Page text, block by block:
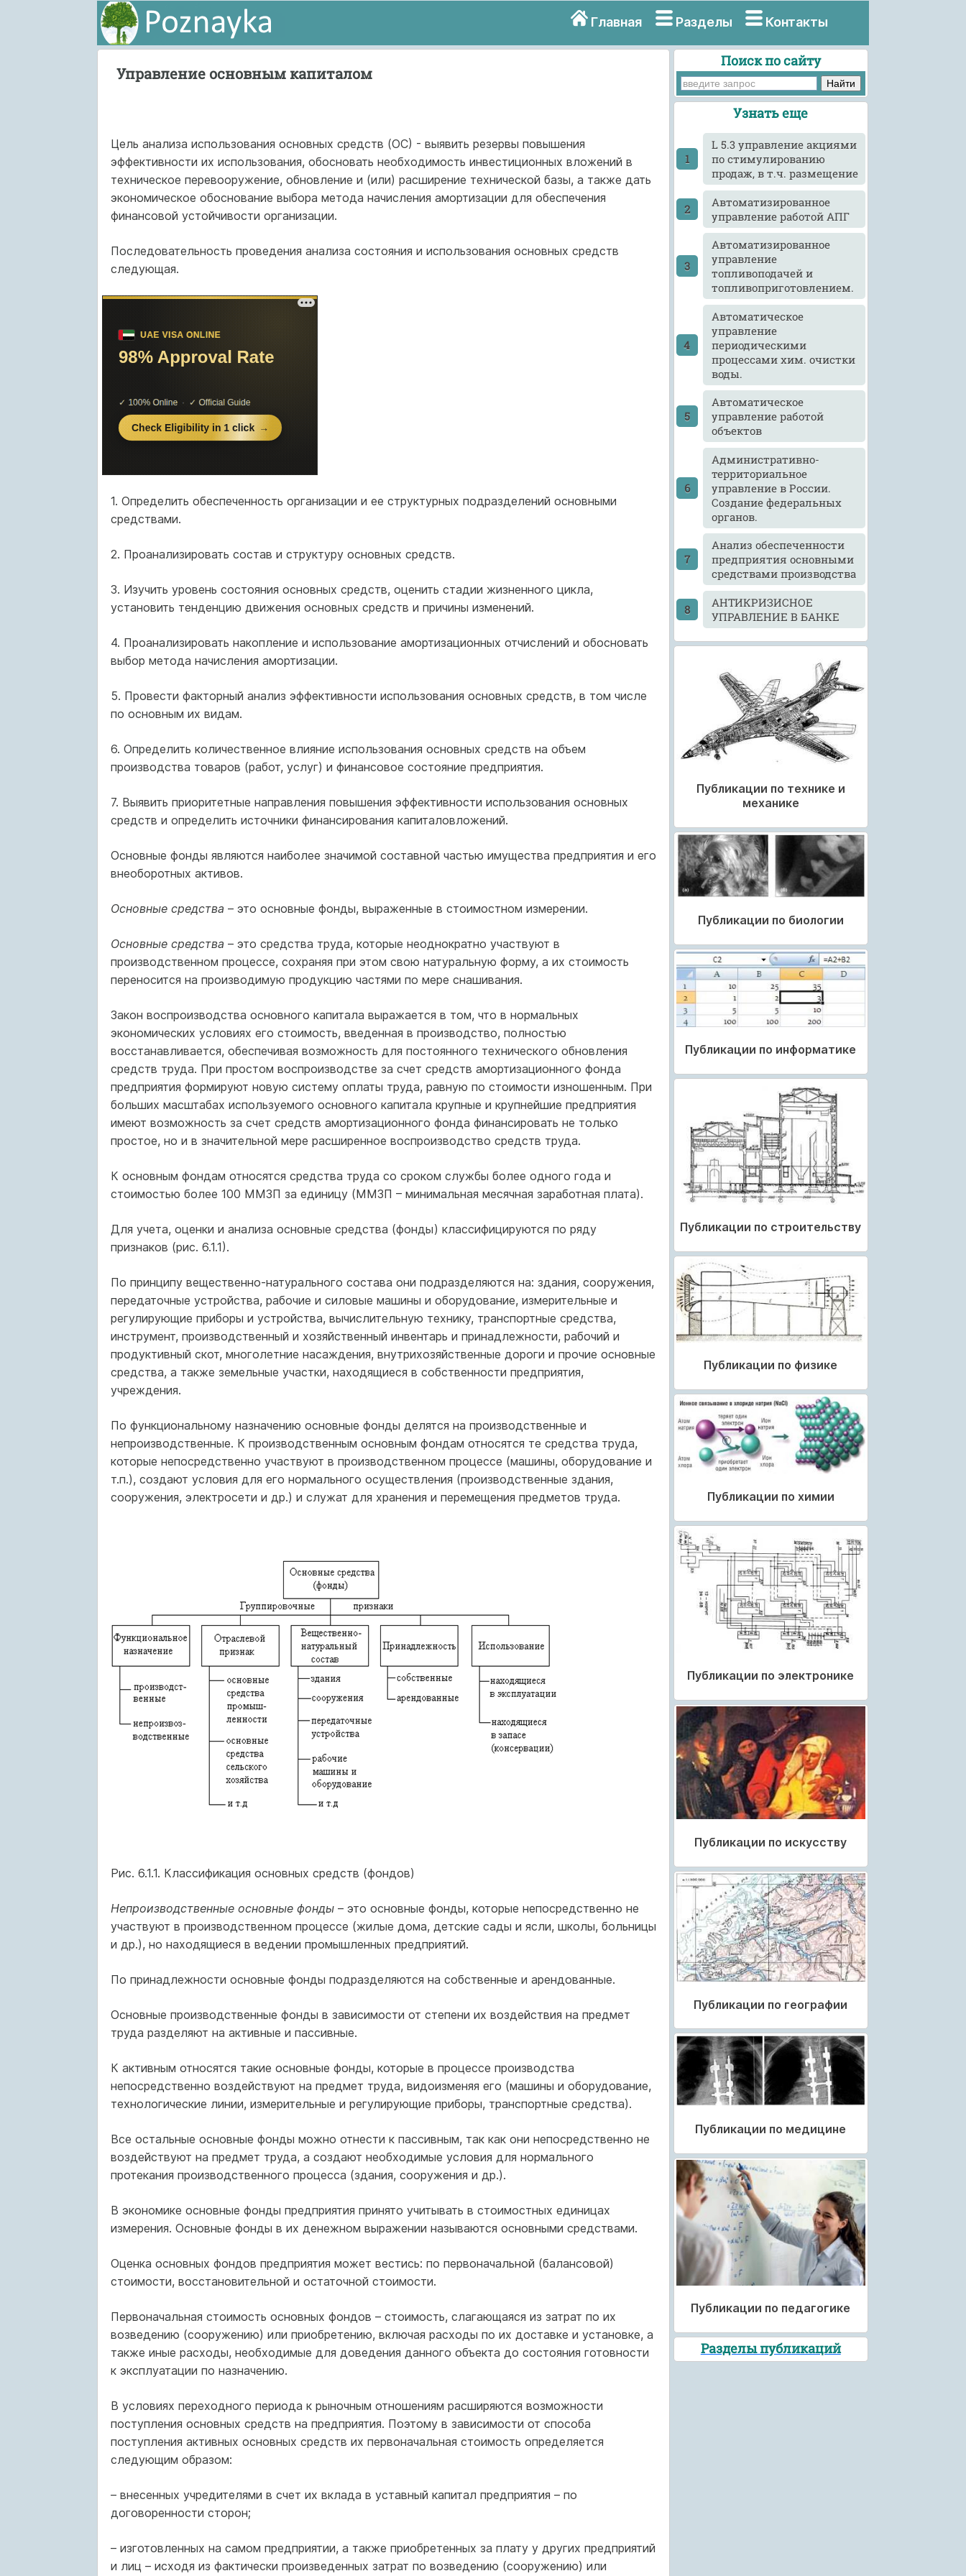
Главная Разделы Контакты
Управление основным капиталом
Цель анализа использования основных средств (ОС) - выявить резервы повышения
эффективности их использования, обосновать необходимость инвестиционных вложений в
техническое перевооружение, обновление и (или) расширение технической базы, а также дать
экономическое обоснование выбора метода начисления амортизации для обеспечения
финансовой устойчивости организации.
Последовательность проведения анализа состояния и использования основных средств
следующая.
1. Определить обеспеченность организации и ее структурных подразделений основными
средствами.
2. Проанализировать состав и структуру основных средств.
3. Изучить уровень состояния основных средств, оценить стадии жизненного цикла,
установить тенденцию движения основных средств и причины изменений.
4. Проанализировать накопление и использование амортизационных отчислений и обосновать
выбор метода начисления амортизации.
5. Провести факторный анализ эффективности использования основных средств, в том числе
по основным их видам.
6. Определить количественное влияние использования основных средств на объем
производства товаров (работ, услуг) и финансовое состояние предприятия.
7. Выявить приоритетные направления повышения эффективности использования основных
средств и определить источники финансирования капиталовложений.
Основные фонды являются наиболее значимой составной частью имущества предприятия и его
внеоборотных активов.
Основные средства – это основные фонды, выраженные в стоимостном измерении.
Основные средства – это средства труда, которые неоднократно участвуют в
производственном процессе, сохраняя при этом свою натуральную форму, а их стоимость
переносится на производимую продукцию частями по мере снашивания.
Закон воспроизводства основного капитала выражается в том, что в нормальных
экономических условиях его стоимость, введенная в производство, полностью
восстанавливается, обеспечивая возможность для постоянного технического обновления
средств труда. При простом воспроизводстве за счет средств амортизационного фонда
предприятия формируют новую систему оплаты труда, равную по стоимости изношенным. При
больших масштабах используемого основного капитала крупные и крупнейшие предприятия
имеют возможность за счет средств амортизационного фонда финансировать не только
простое, но и в значительной мере расширенное воспроизводство средств труда.
К основным фондам относятся средства труда со сроком службы более одного года и
стоимостью более 100 ММЗП за единицу (ММЗП – минимальная месячная заработная плата).
Для учета, оценки и анализа основные средства (фонды) классифицируются по ряду
признаков (рис. 6.1.1).
По принципу вещественно-натурального состава они подразделяются на: здания, сооружения,
передаточные устройства, рабочие и силовые машины и оборудование, измерительные и
регулирующие приборы и устройства, вычислительную технику, транспортные средства,
инструмент, производственный и хозяйственный инвентарь и принадлежности, рабочий и
продуктивный скот, многолетние насаждения, внутрихозяйственные дороги и прочие основные
средства, а также земельные участки, находящиеся в собственности предприятия,
учреждения.
По функциональному назначению основные фонды делятся на производственные и
непроизводственные. К производственным основным фондам относятся те средства труда,
которые непосредственно участвуют в производственном процессе (машины, оборудование и
т.п.), создают условия для его нормального осуществления (производственные здания,
сооружения, электросети и др.) и служат для хранения и перемещения предметов труда.
Рис. 6.1.1. Классификация основных средств (фондов)
Непроизводственные основные фонды– это основные фонды, которые непосредственно не
участвуют в производственном процессе (жилые дома, детские сады и ясли, школы, больницы
и др.), но находящиеся в ведении промышленных предприятий.
По принадлежности основные фонды подразделяются на собственные и арендованные.
Основные производственные фонды в зависимости от степени их воздействия на предмет
труда разделяют на активные и пассивные.
К активным относятся такие основные фонды, которые в процессе производства
непосредственно воздействуют на предмет труда, видоизменяя его (машины и оборудование,
технологические линии, измерительные и регулирующие приборы, транспортные средства).
Все остальные основные фонды можно отнести к пассивным, так как они непосредственно не
воздействуют на предмет труда, а создают необходимые условия для нормального
протекания производственного процесса (здания, сооружения и др.).
В экономике основные фонды предприятия принято учитывать в стоимостных единицах
измерения. Основные фонды в их денежном выражении называются основными средствами.
Оценка основных фондов предприятия может вестись: по первоначальной (балансовой)
стоимости, восстановительной и остаточной стоимости.
Первоначальная стоимость основных фондов – стоимость, слагающаяся из затрат по их
возведению (сооружению) или приобретению, включая расходы по их доставке и установке, а
также иные расходы, необходимые для доведения данного объекта до состояния готовности
к эксплуатации по назначению.
В условиях переходного периода к рыночным отношениям расширяются возможности
поступления основных средств на предприятия. Поэтому в зависимости от способа
поступления активных основных средств их первоначальная стоимость определяется
следующим образом:
– внесенных учредителями в счет их вклада в уставный капитал предприятия – по
договоренности сторон;
– изготовленных на самом предприятии, а также приобретенных за плату у других предприятий
и лиц – исходя из фактически произведенных затрат по возведению (сооружению) или
Поиск по сайту
Узнать еще
L 5.3 управление акциями
по стимулированию
продаж, в т.ч. размещение
Автоматизированное
управление работой АПГ
Автоматизированное
управление
топливоподачей и
топливоприготовлением.
Автоматическое
управление
периодическими
процессами хим. очистки
воды.
Автоматическое
управление работой
объектов
Административно-
территориальное
управление в России.
Создание федеральных
органов.
Анализ обеспеченности
предприятия основными
средствами производства
АНТИКРИЗИСНОЕ
УПРАВЛЕНИЕ В БАНКЕ
Публикации по технике и
механике
Публикации по биологии
Публикации по информатике
Публикации по строительству
Публикации по физике
Публикации по химии
Публикации по электронике
Публикации по искусству
Публикации по географии
Публикации по медицине
Публикации по педагогике
Разделы публикаций